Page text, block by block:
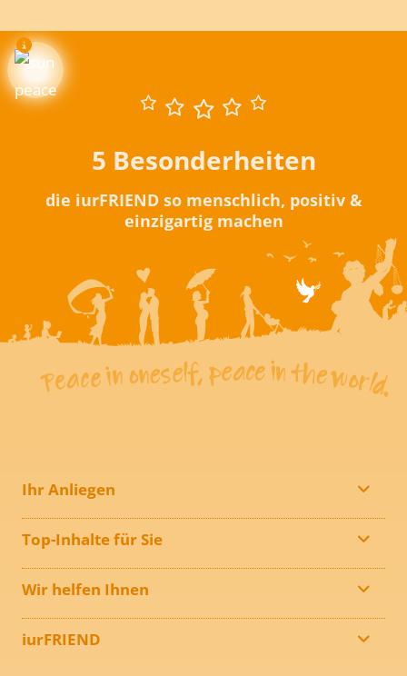
5 Besonderheiten
die iurFRIEND so menschlich, positiv &
einzigartig machen
Ihr Anliegen
Top-Inhalte für Sie
Wir helfen Ihnen
iurFRIEND